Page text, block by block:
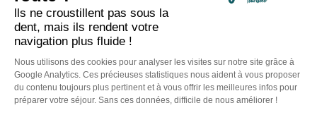
Made with by IRIS Interactive
Mentions légales - Politique de confidentialité
Accessibilité numérique
conditions d'utilisationde Google s'appliquent.